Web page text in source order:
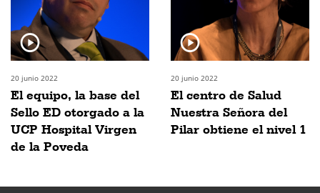
20 junio 2022
El equipo, la base del
Sello ED otorgado a la
UCP Hospital Virgen
de la Poveda
20 junio 2022
El centro de Salud
Nuestra Señora del
Pilar obtiene el nivel 1